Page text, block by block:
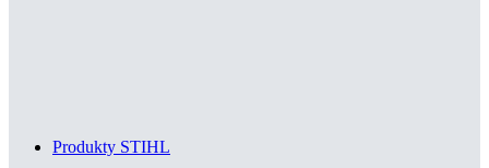
Produkty STIHL